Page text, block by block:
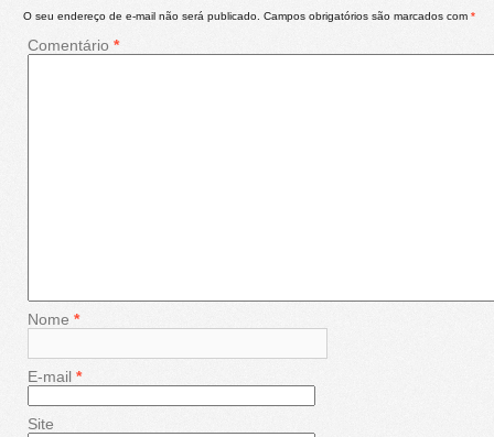
O seu endereço de e-mail não será publicado. Campos obrigatórios são marcados com *
Comentário *
Nome *
E-mail *
Site